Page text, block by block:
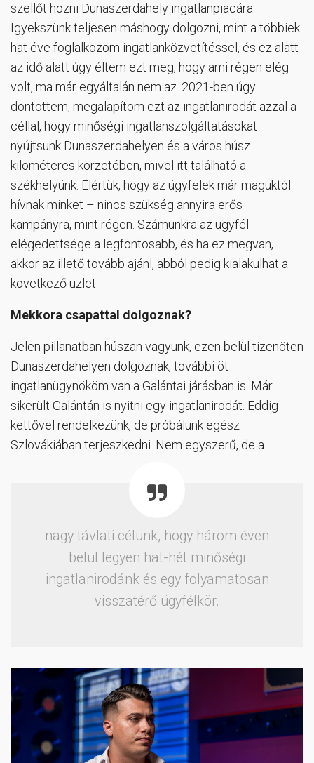
szellőt hozni Dunaszerdahely ingatlanpiacára.
Igyekszünk teljesen máshogy dolgozni, mint a többiek:
hat éve foglalkozom ingatlanközvetítéssel, és ez alatt
az idő alatt úgy éltem ezt meg, hogy ami régen elég
volt, ma már egyáltalán nem az. 2021-ben úgy
döntöttem, megalapítom ezt az ingatlanirodát azzal a
céllal, hogy minőségi ingatlanszolgáltatásokat
nyújtsunk Dunaszerdahelyen és a város húsz
kilométeres körzetében, mivel itt található a
székhelyünk. Elértük, hogy az ügyfelek már maguktól
hívnak minket – nincs szükség annyira erős
kampányra, mint régen. Számunkra az ügyfél
elégedettsége a legfontosabb, és ha ez megvan,
akkor az illető tovább ajánl, abból pedig kialakulhat a
következő üzlet.
Mekkora csapattal dolgoznak?
Jelen pillanatban húszan vagyunk, ezen belül tizenöten
Dunaszerdahelyen dolgoznak, további öt
ingatlanügynököm van a Galántai járásban is. Már
sikerült Galántán is nyitni egy ingatlanirodát. Eddig
kettővel rendelkezünk, de próbálunk egész
Szlovákiában terjeszkedni. Nem egyszerű, de a
nagy távlati célunk, hogy három éven
belül legyen hat-hét minőségi
ingatlanirodánk és egy folyamatosan
visszatérő ügyfélkör.